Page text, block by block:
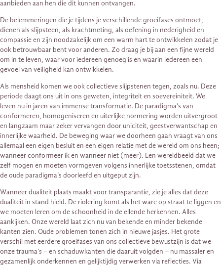
aanbieden aan hen die dit kunnen ontvangen.
De belemmeringen die je tijdens je verschillende groeifases ontmoet,
dienen als slijpsteen, als krachtmeting, als oefening in nederigheid en
compassie en zijn noodzakelijk om een warm hart te ontwikkelen zodat je
ook betrouwbaar bent voor anderen. Zo draag je bij aan een fijne wereld
om in te leven, waar voor iedereen genoeg is en waarin iedereen een
gevoel van veiligheid kan ontwikkelen.
Als mensheid komen we ook collectieve slijpstenen tegen, zoals nu. Deze
periode daagt ons uit in ons geweten, integriteit en soevereiniteit. We
leven nu in jaren van immense transformatie. De paradigma’s van
conformeren, homogeniseren en uiterlijke normering worden uitvergroot
en langzaam maar zeker vervangen door uniciteit, geestverwantschap en
innerlijke waarheid. De beweging waar we doorheen gaan vraagt van ons
allemaal een eigen besluit en een eigen relatie met de wereld om ons heen;
wanneer conformeer ik en wanneer niet (meer). Een wereldbeeld dat we
zelf mogen en moeten vormgeven volgens innerlijke toetsstenen, omdat
de oude paradigma’s doorleefd en uitgeput zijn.
Wanneer dualiteit plaats maakt voor transparantie, zie je alles dat deze
dualiteit in stand hield. De riolering komt als het ware op straat te liggen en
we moeten leren om de schoonheid in de ellende herkennen. Alles
aankijken. Onze wereld laat zich nu van bekende en minder bekende
kanten zien. Oude problemen tonen zich in nieuwe jasjes. Het grote
verschil met eerdere groeifases van ons collectieve bewustzijn is dat we
onze trauma’s – en schaduwkanten die daaruit volgden – nu massaler en
gezamenlijk onderkennen en gelijktijdig verwerken via reflecties. Via